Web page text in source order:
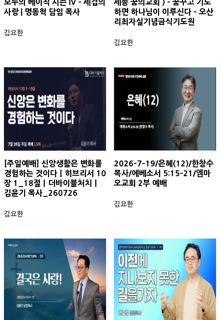
모두의 베이직 시즌 IV - 세겹의
사랑 | 명동혁 담임 목사
김요한
세종 꿈의교회 ) - 꿈꾸고 기도
하면 하나님이 이루신다 - 오산
리최자실기념금식기도원
김요한
[주일예배] 신앙생활은 변화를
경험하는 것이다ㅣ히브리서 10
장 1_18절ㅣ더바이블처치ㅣ
김윤기 목사_260726
김요한
2026-7-19/은혜(12)/한창수
목사/에베소서 5:15-21/엠마
오교회 2부 예배
김요한